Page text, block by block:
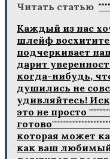
Читать статью
Каждый из нас
шлейф
подчеркивает
дарит
когда-нибудь,
душились не
удивляйтесь!
это не просто
которая может
как ваш любимый